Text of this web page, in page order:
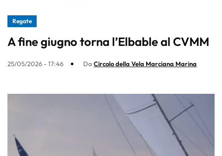
Regate
A fine giugno torna l’Elbable al CVMM
25/05/2026 - 17:46 Da Circolo della Vela Marciana Marina